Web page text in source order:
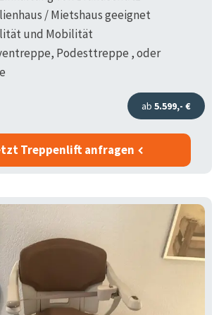
/ Mietshaus geeignet
und Mobilität
Podesttreppe , oder
ab 5.599,- €
Treppenlift anfragen